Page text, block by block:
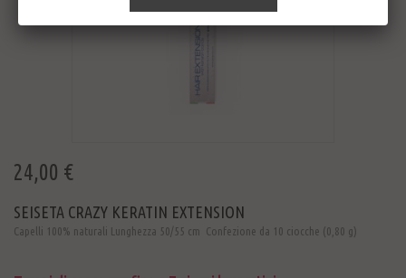
24,00 €
SEISETA CRAZY KERATIN EXTENSION
Capelli 100% naturali Lunghezza 50/55 cm Confezione da 10 ciocche (0,80 g)